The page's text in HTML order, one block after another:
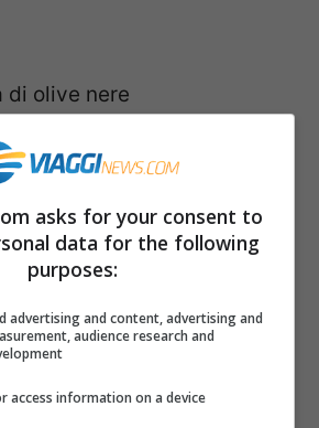
di olive nere
una bellatzatziki
per bene. Nel frattempo
e tagliatelo a pezzetti.
pezzetti in un mortaio
asks for your consent to
data for the following
purposes:
advertising and content, advertising and
audience research and
access information on a device